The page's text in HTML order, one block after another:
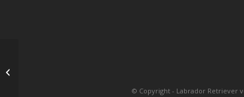
© Copyright - Labrador Retriever